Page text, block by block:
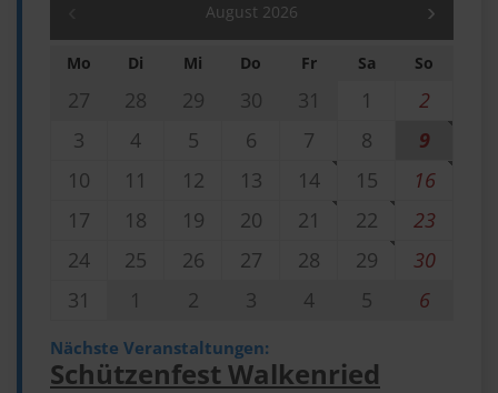
August 2026
Mo Di Mi Do Fr Sa So
27 28 29 30 31 1
2
3
4 5 6 7 8
9
10
11 12 13 14 15
16
17
18 19 20 21 22
23
24
25 26 27 28 29
30
31
1 2 3 4 5 6
Nächste Veranstaltungen:
Schützenfest Walkenried